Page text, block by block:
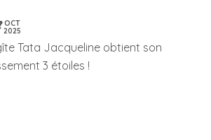
OCT
2025
Tata Jacqueline obtient son
3 étoiles !